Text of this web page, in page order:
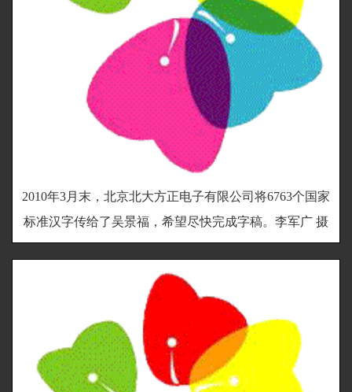
2010年3月末，北京北大方正电子有限公司将6763个国家
标准汉字传给了吴景福，希望尽快完成字稿。李军广 摄